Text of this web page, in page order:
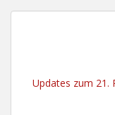
Updates zum 21.